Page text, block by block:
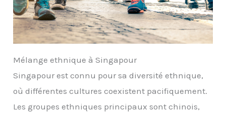
Mélange ethnique à Singapour
Singapour est connu pour sa diversité ethnique,
où différentes cultures coexistent pacifiquement.
Les groupes ethniques principaux sont chinois,